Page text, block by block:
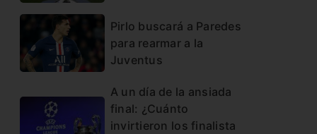
Pirlo buscará a Paredes
para rearmar a la
Juventus
A un día de la ansiada
final: ¿Cuánto
invirtieron los finalista